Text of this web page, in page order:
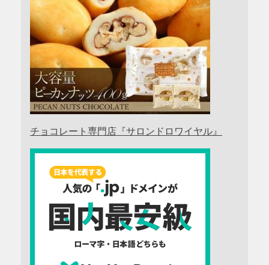
チョコレート専門店『サロンドロワイヤル』